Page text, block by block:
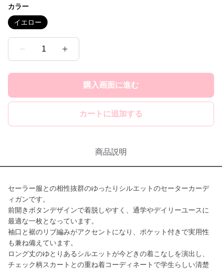
カラー
イエロー
1
購入画面に進む
カートに追加する
商品説明
セーラー服との相性抜群のゆったりシルエットのセーターカーデ
ィガンです。
前開きボタンデザインで着脱しやすく、通学やデイリーユースに
最適な一枚となっています。
袖口と裾のリブ編みがアクセントになり、ポケット付きで実用性
も兼ね備えています。
ロング丈のゆとりあるシルエットが今どきの着こなしを演出し、
チェック柄スカートとの重ね着コーディネートで学生らしい清楚